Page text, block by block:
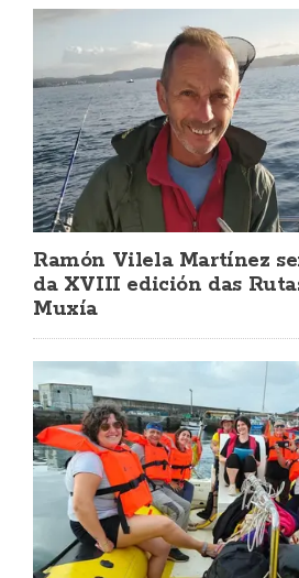
Ramón Vilela Martínez
da XVIII edición das
Muxía